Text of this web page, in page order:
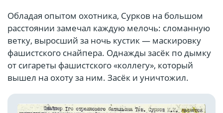
Обладая опытом охотника, Сурков на большом
расстоянии замечал каждую мелочь: сломанную
ветку, выросший за ночь кустик — маскировку
фашистского снайпера. Однажды засёк по дымку
от сигареты фашистского «коллегу», который
вышел на охоту за ним. Засёк и уничтожил.